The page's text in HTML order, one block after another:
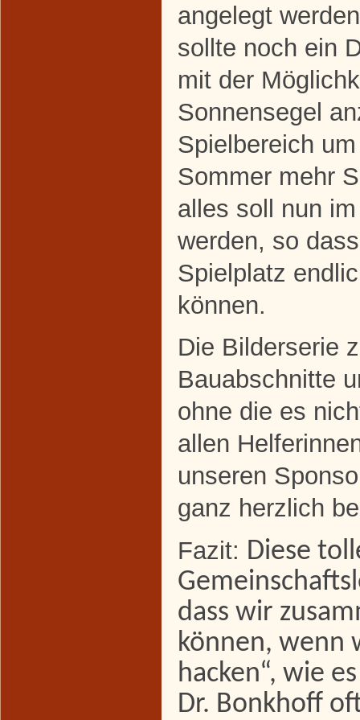
angelegt
sollte noch ein
mit der
Sonnensegel
Spielbereich
Sommer mehr
alles soll nun
werden, so
Spielplatz
können.
Die Bilderserie
Bauabschnitte
ohne die es
allen
unseren
ganz herzlich
Fazit: Diese
dass wir
können, wenn
hacken“, wie
Dr. Bonkhoff